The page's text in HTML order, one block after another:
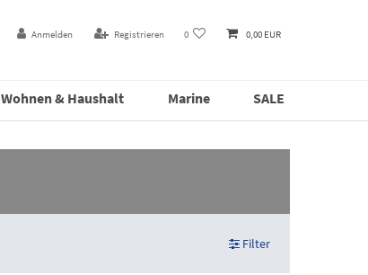
Anmelden Registrieren 0 0,00 EUR
Wohnen & Haushalt Marine SALE
Filter